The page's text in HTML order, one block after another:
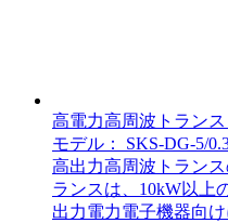
高電力高周波トランス
モデル： SKS-DG-5/
高出力高周波トラン
ランスは、10kW以上
出力電力電子機器向